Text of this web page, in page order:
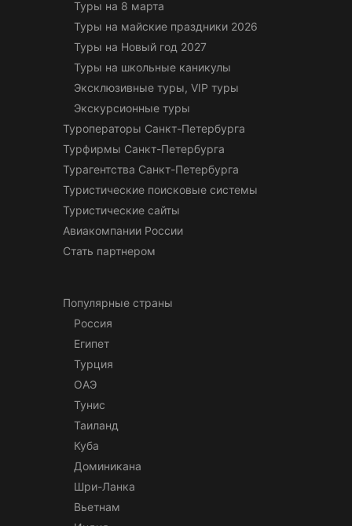
Туры на 8 марта
Туры на майские праздники 2026
Туры на Новый год 2027
Туры на школьные каникулы
Эксклюзивные туры, VIP туры
Экскурсионные туры
Туроператоры Санкт-Петербурга
Турфирмы Санкт-Петербурга
Турагентства Санкт-Петербурга
Туристические поисковые системы
Туристические сайты
Авиакомпании России
Стать партнером
Популярные страны
Россия
Египет
Турция
ОАЭ
Тунис
Таиланд
Куба
Доминикана
Шри-Ланка
Вьетнам